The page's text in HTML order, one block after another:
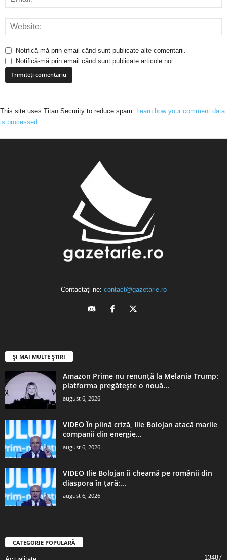
Notifică-mă prin email când sunt publicate alte comentarii.
Notifică-mă prin email când sunt publicate articole noi.
This site uses Titan Security to reduce spam. Learn how your comment data
is processed
Contactați-ne: contact@gazetarie.ro
ȘI MAI MULTE ȘTIRI
Amazon Prime nu renunță la Melania Trump:
platforma pregătește o nouă...
august 6, 2026
VIDEO În plină criză, Ilie Bolojan atacă marile
companii din energie...
august 6, 2026
VIDEO Ilie Bolojan îi cheamă pe românii din
diaspora în țară:...
august 6, 2026
CATEGORIE POPULARĂ
13487